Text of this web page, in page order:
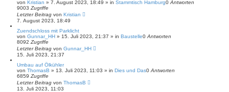
von Kristian » 7. August 2023, 18:49 » in Stammtisch Hamburg0 Antworten
9003 Zugriffe
Letzter Beitrag von Kristian
7. August 2023, 18:49
Zuendschloss mit Parklicht
von Gunnar_HH » 15. Juli 2023, 21:37 » in Baustelle0 Antworten
8092 Zugriffe
Letzter Beitrag von Gunnar_HH
15. Juli 2023, 21:37
Umbau auf Ölkühler
von ThomasB » 13. Juli 2023, 11:03 » in Dies und Das0 Antworten
6859 Zugriffe
Letzter Beitrag von ThomasB
13. Juli 2023, 11:03